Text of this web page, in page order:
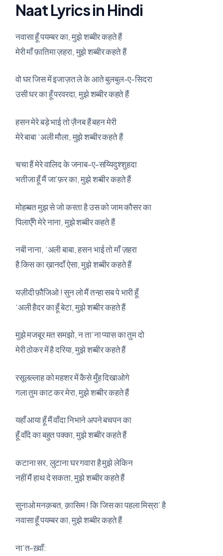
Naat Lyrics in Hindi
नवासा हूँ पयम्बर का, मुझे शब्बीर कहते हैं
मेरी माँ फ़ातिमा ज़हरा, मुझे शब्बीर कहते हैं
वो घर जिस में इजाज़त ले के आते बुलबुल-ए-सिदरा
उसी घर का हूँ परवरदा, मुझे शब्बीर कहते हैं
हसन मेरे बड़े भाई तो ज़ैनब हैं बहन मेरी
मेरे बाबा ‘अली मौला, मुझे शब्बीर कहते हैं
चचा हैं मेरे वालिद के जनाब-ए-सय्यिदुश्शुहदा
भतीजा हूँ मैं जा’फ़र का, मुझे शब्बीर कहते हैं
मोहब्बत मुझ से जो करता है उस को जाम कौसर का
पिलाएँगे मेरे नाना, मुझे शब्बीर कहते हैं
नबी नाना, ‘अली बाबा, हसन भाई तो माँ ज़हरा
है किस का ख़ानदाँ ऐसा, मुझे शब्बीर कहते हैं
यज़ीदी फ़ौजिओ ! सुन लो मैं तन्हा सब पे भारी हूँ
‘अली हैदर का हूँ बेटा, मुझे शब्बीर कहते हैं
मुझे मजबूर मत समझो, न ता’ना प्यास का तुम दो
मेरी ठोकर में है दरिया, मुझे शब्बीर कहते हैं
रसूलल्लाह को महशर में कैसे मुँह दिखाओगे
गला तुम काट कर मेरा, मुझे शब्बीर कहते हैं
यहाँ आया हूँ मैं वाँदा निभाने अपने बचपन का
हूँ वाँदे का बहुत पक्का, मुझे शब्बीर कहते हैं
कटाना सर, लुटाना घर गवारा है मुझे लेकिन
नहीं मैं हाथ दे सकता, मुझे शब्बीर कहते हैं
सुनाओ मनक़बत, क़ासिम ! कि जिस का पहला मिस्रा’ है
नवासा हूँ पयम्बर का, मुझे शब्बीर कहते हैं
ना’त-ख़्वाँ: